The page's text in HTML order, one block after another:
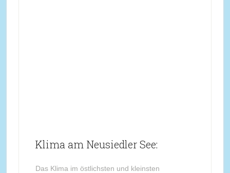
Klima am Neusiedler See:
Das Klima im östlichsten und kleinsten